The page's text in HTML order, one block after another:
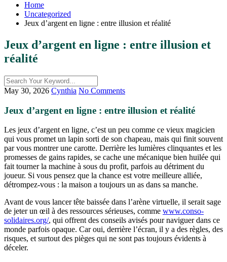
Home
Uncategorized
Jeux d’argent en ligne : entre illusion et réalité
Jeux d’argent en ligne : entre illusion et
réalité
May 30, 2026 Cynthia No Comments
Jeux d’argent en ligne : entre illusion et réalité
Les jeux d’argent en ligne, c’est un peu comme ce vieux magicien
qui vous promet un lapin sorti de son chapeau, mais qui finit souvent
par vous montrer une carotte. Derrière les lumières clinquantes et les
promesses de gains rapides, se cache une mécanique bien huilée qui
fait tourner la machine à sous du profit, parfois au détriment du
joueur. Si vous pensez que la chance est votre meilleure alliée,
détrompez-vous : la maison a toujours un as dans sa manche.
Avant de vous lancer tête baissée dans l’arène virtuelle, il serait sage
de jeter un œil à des ressources sérieuses, comme www.conso-
solidaires.org/, qui offrent des conseils avisés pour naviguer dans ce
monde parfois opaque. Car oui, derrière l’écran, il y a des règles, des
risques, et surtout des pièges qui ne sont pas toujours évidents à
déceler.